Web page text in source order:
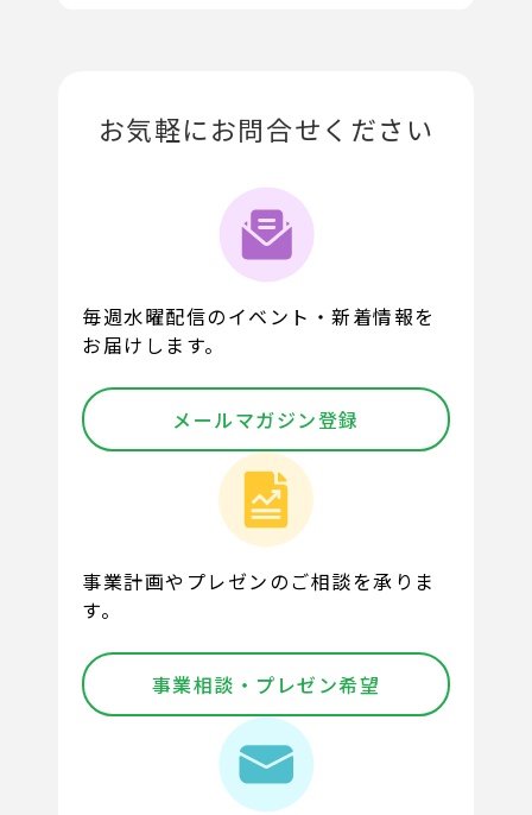
お気軽にお問合せください
毎週水曜配信のイベント・新着情報を
お届けします。
メールマガジン登録
事業計画やプレゼンのご相談を承りま
す。
事業相談・プレゼン希望